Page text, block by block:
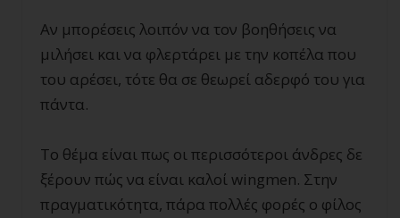
Αν μπορέσεις λοιπόν να τον βοηθήσεις να
μιλήσει και να φλερτάρει με την κοπέλα που
του αρέσει, τότε θα σε θεωρεί αδερφό του για
πάντα.
Το θέμα είναι πως οι περισσότεροι άνδρες δε
ξέρουν πώς να είναι καλοί wingmen. Στην
πραγματικότητα, πάρα πολλές φορές ο φίλος